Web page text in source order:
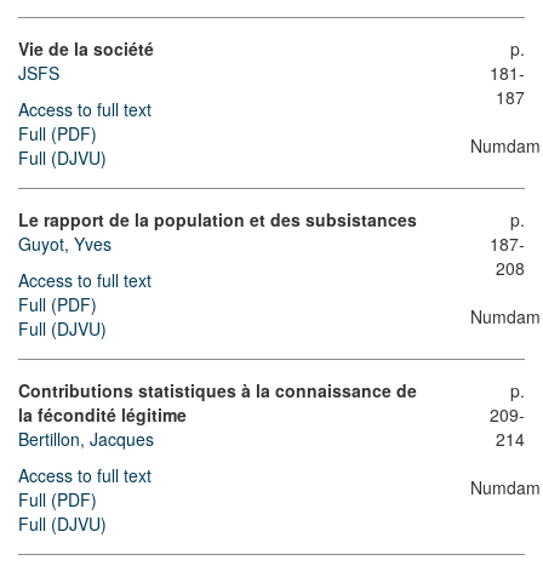
Vie de la société
JSFS
Access to full text
Full (PDF)
Full (DJVU)
p.
181-
187
Numdam
Le rapport de la population et des subsistances
Guyot, Yves
Access to full text
Full (PDF)
Full (DJVU)
p.
187-
208
Numdam
Contributions statistiques à la connaissance de
la fécondité légitime
Bertillon, Jacques
Access to full text
Full (PDF)
Full (DJVU)
p.
209-
214
Numdam